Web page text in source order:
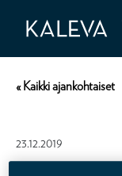
« Kaikki ajankohtaiset
23.12.2019